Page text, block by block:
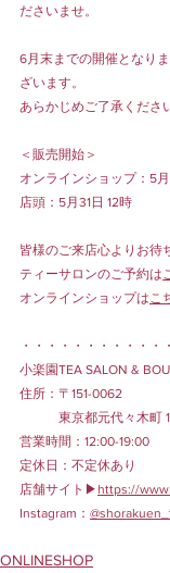
ださいませ。
6月末までの開催となり
ざいます。
あらかじめご了承くださ
＜販売開始＞
オンラインショップ：5
店頭：5月31日 12時
皆様のご来店心よりお待
ティーサロンのご予約は
オンラインショップはこ
・・・・・・・・・・・
小楽園TEA SALON &
住所：〒151-0062
東京都元代々木町
営業時間：12:00-19:00
定休日：不定休あり
店舗サイト▶︎ https://
Instagram：
ONLINESHOP